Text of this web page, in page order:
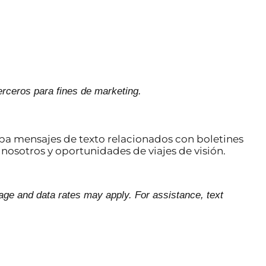
para fines de marketing.
mensajes de texto relacionados con boletines
y oportunidades de viajes de visión.
and data rates may apply. For assistance, text